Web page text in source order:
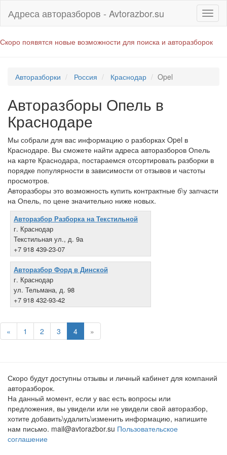
Адреса авторазборов - Avtorazbor.su
Скоро появятся новые возможности для поиска и авторазборок
Авторазборки Россия Краснодар Opel
Авторазборы Опель в
Краснодаре
Мы собрали для вас информацию о разборках Opel в
Краснодаре. Вы сможете найти адреса авторазборов Опель
на карте Краснодара, постараемся отсортировать разборки в
порядке популярности в зависимости от отзывов и частоты
просмотров.
Авторазборы это возможность купить контрактные б\у запчасти
на Опель, по цене значительно ниже новых.
Авторазбор Разборка на Текстильной
г. Краснодар
Текстильная ул., д. 9а
+7 918 439-23-07
Авторазбор Форд в Динской
г. Краснодар
ул. Тельмана, д. 98
+7 918 432-93-42
« 1 2 3 4 »
Скоро будут доступны отзывы и личный кабинет для компаний
авторазборок.
На данный момент, если у вас есть вопросы или
предложения, вы увидели или не увидели свой авторазбор,
хотите добавить\удалить\изменить информацию, напишите
нам письмо. mail@avtorazbor.su Пользовательское
соглашение